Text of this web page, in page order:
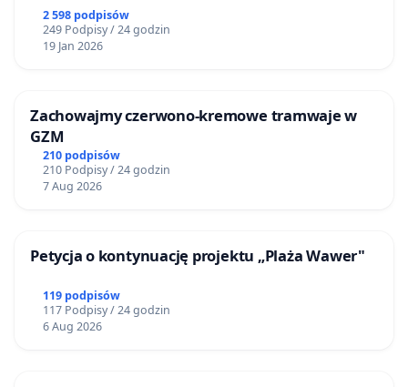
2 598 podpisów
249 Podpisy / 24 godzin
19 Jan 2026
Zachowajmy czerwono-kremowe tramwaje w
GZM
210 podpisów
210 Podpisy / 24 godzin
7 Aug 2026
Petycja o kontynuację projektu „Plaża Wawer"
119 podpisów
117 Podpisy / 24 godzin
6 Aug 2026